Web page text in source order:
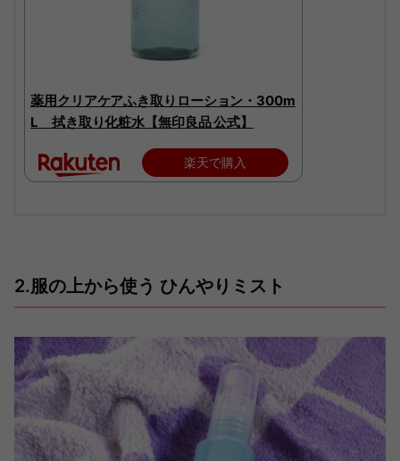
薬用クリアケアふき取りローション・300m
L 拭き取り化粧水【無印良品 公式】
楽天で購入
2.服の上から使う ひんやりミスト